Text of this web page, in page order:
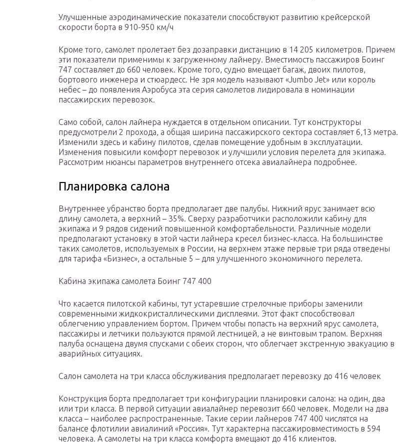
Улучшенные аэродинамические показатели способствуют развитию крейсерской
скорости борта в 910-950 км/ч
Кроме того, самолет пролетает без дозаправки дистанцию в 14 205 километров. Причем
эти показатели применимы к загруженному лайнеру. Вместимость пассажиров Боинг
747 составляет до 660 человек. Кроме того, судно вмещает багаж, двоих пилотов,
бортового инженера и стюардесс. Не зря модель называют «Jumbo Jet» или король
небес – до появления Аэробуса эта серия самолетов лидировала в номинации
пассажирских перевозок.
Само собой, салон лайнера нуждается в отдельном описании. Тут конструкторы
предусмотрели 2 прохода, а общая ширина пассажирского сектора составляет 6,13 метра.
Изменили здесь и кабину пилотов, сделав помещение удобным в эксплуатации.
Изменения повысили комфорт перевозок и улучшили условия перелета для экипажа.
Рассмотрим нюансы параметров внутреннего отсека авиалайнера подробнее.
Планировка салона
Внутреннее убранство борта предполагает две палубы. Нижний ярус занимает всю
длину самолета, а верхний – 35%. Сверху разработчики расположили кабину для
экипажа и 9 рядов сидений повышенной комфортабельности. Различные модели
предполагают установку в этой части лайнера кресел бизнес-класса. На большинстве
таких самолетов, используемых в России, на верхнем этаже первые три ряда отведены
для тарифа «Бизнес», а остальные 5 – для улучшенного экономичного перелета.
Кабина экипажа самолета Боинг 747 400
Что касается пилотской кабины, тут устаревшие стрелочные приборы заменили
современными жидкокристаллическими дисплеями. Этот факт способствовал
облегчению управлением бортом. Причем чтобы попасть на верхний ярус самолета,
пассажиры и летчики пользуются прямой лестницей, а не винтовым трапом. Верхняя
палуба оснащена двумя спусками с обеих сторон, что облегчает экстренную эвакуацию в
аварийных ситуациях.
Салон самолета на три класса обслуживания предполагает перевозку до 416 человек
Конструкция борта предполагает три конфигурации планировки салона: на один, два
или три класса. В первой ситуации авиалайнер перевозит 660 человек. Модели на два
класса – наиболее распространенные. Такие серии лайнеров 747 400 числятся на
балансе флотилии авиалиний «Россия». Тут характерна пассажировместимость в 594
человека. А самолеты на три класса комфорта вмещают до 416 клиентов.